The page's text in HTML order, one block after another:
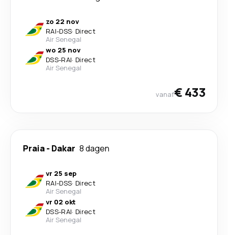
zo 22 nov
RAI-DSS· Direct
Air Senegal
wo 25 nov
DSS-RAI· Direct
Air Senegal
vanaf€ 433
Praia- Dakar 8 dagen
vr 25 sep
RAI-DSS· Direct
Air Senegal
vr 02 okt
DSS-RAI· Direct
Air Senegal